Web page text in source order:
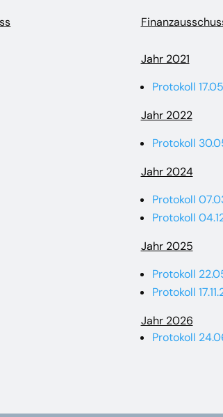
Jahr 2021
Protokoll
Jahr 2022
Protokoll
Jahr 2024
Protokoll
Protokoll
Jahr 2025
Protokoll
Protokoll
Jahr 2026
Protokoll